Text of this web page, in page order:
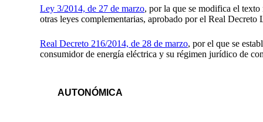
Ley 3/2014, de 27 de marzo, por la que se modifica el
otras leyes complementarias, aprobado por el Real
Real Decreto 216/2014, de 28 de marzo, por el que se
consumidor de energía eléctrica y su régimen jurídico de
AUTONÓMICA